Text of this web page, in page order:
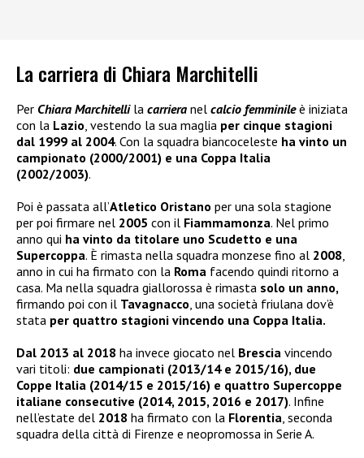
La carriera di Chiara Marchitelli
Per Chiara Marchitellila carriera nel calcio femminileè iniziata
con la Lazio , vestendo la sua maglia per cinque stagioni
dal 1999 al 2004. Con la squadra biancoceleste ha vinto un
campionato (2000/2001) e una Coppa Italia
(2002/2003).
Poi è passata all’Atletico Oristano per una sola stagione
per poi firmare nel 2005 con il Fiammamonza. Nel primo
anno qui ha vinto da titolare uno Scudetto e una
Supercoppa. È rimasta nella squadra monzese fino al 2008
anno in cui ha firmato con la Roma facendo quindi ritorno a
casa. Ma nella squadra giallorossa è rimasta solo un anno,
firmando poi con il Tavagnacco , una società friulana dov’è
stata per quattro stagioni vincendo una Coppa Italia.
Dal 2013 al 2018 ha invece giocato nel Brescia vincendo
vari titoli: due campionati (2013/14 e 2015/16), due
Coppe Italia (2014/15 e 2015/16) e quattro Supercoppe
italiane consecutive (2014, 2015, 2016 e 2017). Infine
nell’estate del 2018 ha firmato con la Florentia , seconda
squadra della città di Firenze e neopromossa in Serie A.